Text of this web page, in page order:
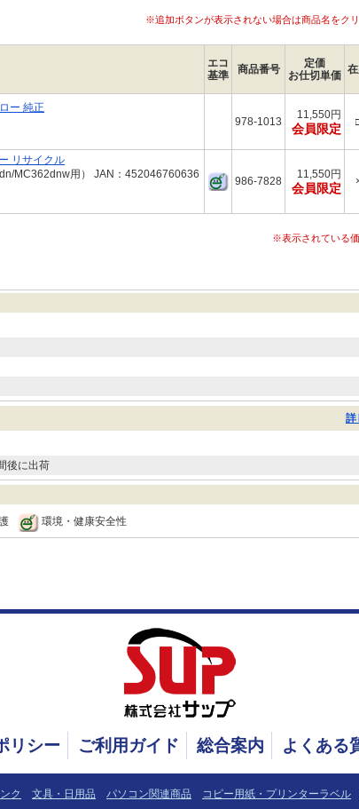
※追加ボタンが表示されない場合は商品名をク
エコ
基準
商品番号
定価
お仕切単価
ー 純正
978-1013
11,550円
会員限定
リサイクル
MC362dnw用） JAN：452046760636
986-7828
11,550円
会員限定
※表示されている
詳
後に出荷
環境・健康安全性
リシー ご利用ガイド 総合案内 よくある
ク 文具・日用品 パソコン関連商品 コピー用紙・プリンターラベル